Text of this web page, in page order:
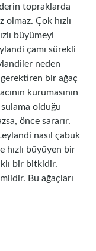
topraklarda
Çok hızlı
büyümeyi
çamı sürekli
neden
bir ağaç
kurumasının
olduğu
önce sararır.
nasıl çabuk
hızlı büyüyen bir
bir bitkidir.
Bu ağaçları